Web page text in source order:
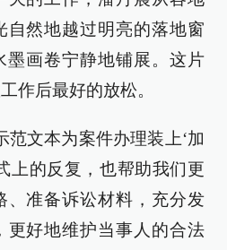
自然地越过明亮的落地窗
画卷宁静地铺展。这片
作后最好的放松。
范文本为案件办理装上‘加
上的反复，也帮助我们更
、准备诉讼材料，充分发
更好地维护当事人的合法